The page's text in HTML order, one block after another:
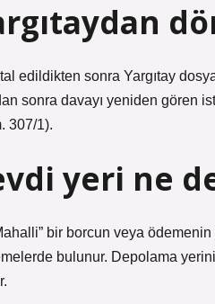
edildikten sonra Yargıtay
sonra davayı yeniden gören
307/1).
yeri ne
bir borcun veya
bulunur. Depolama